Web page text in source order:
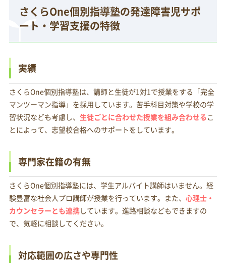
さくらOne個別指導塾の発達障害児サポ
ート・学習支援の特徴
実績
さくらOne個別指導塾は、講師と生徒が1対1で授業をする「完全
マンツーマン指導」を採用しています。苦手科目対策や学校の学
習状況なども考慮し、 生徒ごとに合わせた授業を組み合わせるこ
とによって、志望校合格へのサポートをしています。
専門家在籍の有無
さくらOne個別指導塾には、学生アルバイト講師はいません。経
験豊富な社会人プロ講師が授業を行っています。また、 心理士・
カウンセラーとも連携しています。進路相談などもできますの
で、気軽に相談してください。
対応範囲の広さや専門性